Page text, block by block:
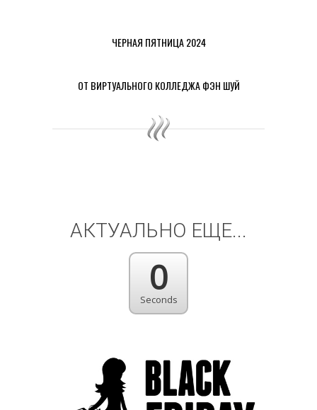
ЧЕРНАЯ ПЯТНИЦА 2024
ОТ ВИРТУАЛЬНОГО КОЛЛЕДЖА ФЭН ШУЙ
АКТУАЛЬНО ЕЩЕ...